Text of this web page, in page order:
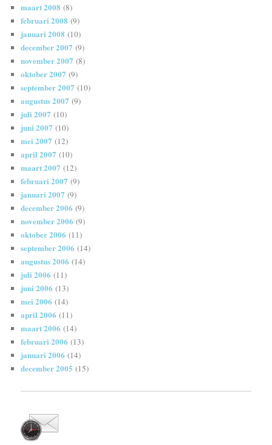
maart 2008 (8)
februari 2008 (9)
januari 2008 (10)
december 2007 (9)
november 2007 (8)
oktober 2007 (9)
september 2007 (10)
augustus 2007 (9)
juli 2007 (10)
juni 2007 (10)
mei 2007 (12)
april 2007 (10)
maart 2007 (12)
februari 2007 (9)
januari 2007 (9)
december 2006 (9)
november 2006 (9)
oktober 2006 (11)
september 2006 (14)
augustus 2006 (14)
juli 2006 (11)
juni 2006 (13)
mei 2006 (14)
april 2006 (11)
maart 2006 (14)
februari 2006 (13)
januari 2006 (14)
december 2005 (15)